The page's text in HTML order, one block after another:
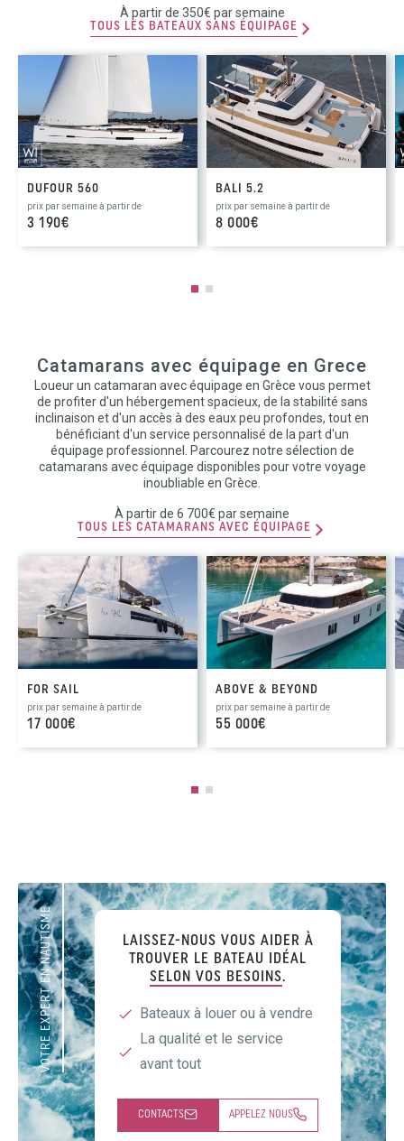
À partir de 350€ par semaine
TOUS LES BATEAUX SANS ÉQUIPAGE
DUFOUR 560
prix par semaine à partir de
3 190€
BALI 5.2
prix par semaine à partir de
8 000€
Catamarans avec équipage en Grece
Loueur un catamaran avec équipage en Grèce vous permet
de profiter d'un hébergement spacieux, de la stabilité sans
inclinaison et d'un accès à des eaux peu profondes, tout en
bénéficiant d'un service personnalisé de la part d'un
équipage professionnel. Parcourez notre sélection de
catamarans avec équipage disponibles pour votre voyage
inoubliable en Grèce.
À partir de 6 700€ par semaine
TOUS LES CATAMARANS AVEC ÉQUIPAGE
FOR SAIL
prix par semaine à partir de
17 000€
ABOVE & BEYOND
prix par semaine à partir de
55 000€
VOTRE EXPERT EN NAUTISME
LAISSEZ-NOUS VOUS AIDER À
TROUVER LE BATEAU IDÉAL
SELON VOS BESOINS.
Bateaux à louer ou à vendre
La qualité et le service
avant tout
CONTACTS APPELEZ NOUS